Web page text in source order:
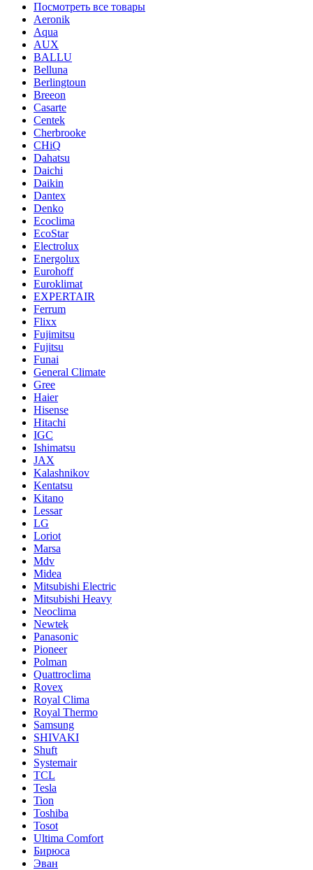
Посмотреть все товары
Aeronik
Aqua
AUX
BALLU
Belluna
Berlingtoun
Breeon
Casarte
Centek
Cherbrooke
CHiQ
Dahatsu
Daichi
Daikin
Dantex
Denko
Ecoclima
EcoStar
Electrolux
Energolux
Eurohoff
Euroklimat
EXPERTAIR
Ferrum
Flixx
Fujimitsu
Fujitsu
Funai
General Climate
Gree
Haier
Hisense
Hitachi
IGC
Ishimatsu
JAX
Kalashnikov
Kentatsu
Kitano
Lessar
LG
Loriot
Marsa
Mdv
Midea
Mitsubishi Electric
Mitsubishi Heavy
Neoclima
Newtek
Panasonic
Pioneer
Polman
Quattroclima
Rovex
Royal Clima
Royal Thermo
Samsung
SHIVAKI
Shuft
Systemair
TCL
Tesla
Tion
Toshiba
Tosot
Ultima Comfort
Бирюса
Эван